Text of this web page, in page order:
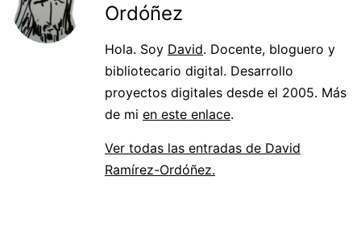
Ordóñez
Hola. Soy David. Docente, bloguero y
bibliotecario digital. Desarrollo
proyectos digitales desde el 2005. Más
de mi en este enlace.
Ver todas las entradas de David
Ramírez-Ordóñez.